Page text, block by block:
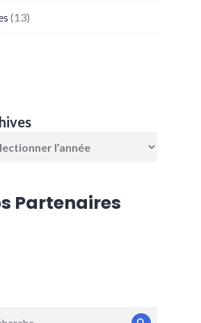
(13)
Partenaires